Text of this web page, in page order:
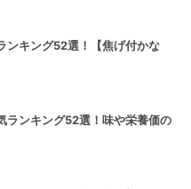
ンキング52選！【焦げ付かな
ランキング52選！味や栄養価の